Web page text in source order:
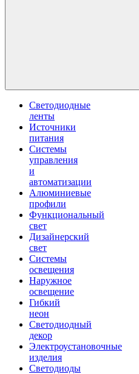
Светодиодные
ленты
Источники
питания
Системы
управления
и
автоматизации
Алюминиевые
профили
Функциональный
свет
Дизайнерский
свет
Системы
освещения
Наружное
освещение
Гибкий
неон
Светодиодный
декор
Электроустановочные
изделия
Светодиоды